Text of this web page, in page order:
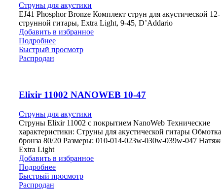
Струны для акустики
EJ41 Phosphor Bronze Комплект струн для акустической 12-
струнной гитары, Extra Light, 9-45, D’Addario
Добавить в избранное
Подробнее
Быстрый просмотр
Распродан
Elixir 11002 NANOWEB 10-47
Струны для акустики
Струны Elixir 11002 c покрытием NanoWeb Технические
характеристики: Струны для акустической гитары
бронза 80/20 Размeры: 010-014-023w-030w-039w-047
Extra Light
Добавить в избранное
Подробнее
Быстрый просмотр
Распродан